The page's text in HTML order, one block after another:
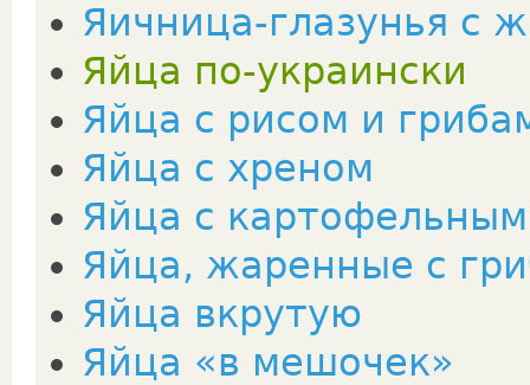
Яичница-глазунья с
Яйца по-украински
Яйца с рисом и
Яйца с хреном
Яйца с
Яйца, жаренные с
Яйца вкрутую
Яйца «в мешочек»